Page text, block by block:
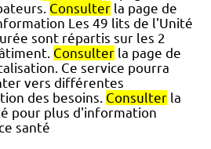
Consulter la page de
Les 49 lits de l'Unité
sont répartis sur les 2
Consulter la page de
Ce service pourra
vers différentes
des besoins. Consulter la
pour plus d'information
santé